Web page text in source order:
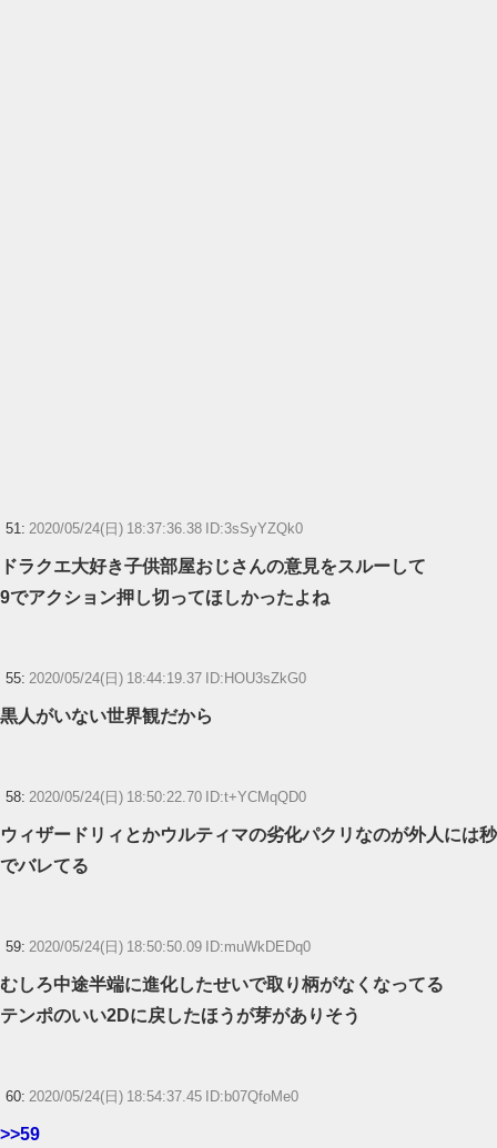
51: 2020/05/24(日) 18:37:36.38 ID:3sSyYZQk0
ドラクエ大好き子供部屋おじさんの意見をスルーして
9でアクション押し切ってほしかったよね
55: 2020/05/24(日) 18:44:19.37 ID:HOU3sZkG0
黒人がいない世界観だから
58: 2020/05/24(日) 18:50:22.70 ID:t+YCMqQD0
ウィザードリィとかウルティマの劣化パクリなのが外人には秒
でバレてる
59: 2020/05/24(日) 18:50:50.09 ID:muWkDEDq0
むしろ中途半端に進化したせいで取り柄がなくなってる
テンポのいい2Dに戻したほうが芽がありそう
60: 2020/05/24(日) 18:54:37.45 ID:b07QfoMe0
>>59